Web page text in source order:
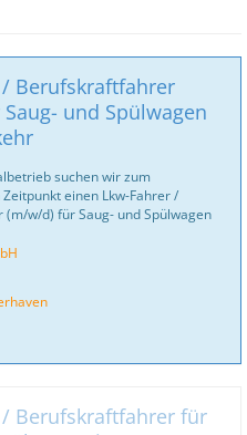
/ Berufskraftfahrer
und Spülwagen
suchen wir zum
einen Lkw-Fahrer /
w/d) für Saug- und Spülwagen
/ Berufskraftfahrer für